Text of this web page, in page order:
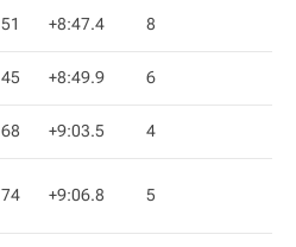
51 +8:47.4 8
45 +8:49.9 6
68 +9:03.5 4
74 +9:06.8 5